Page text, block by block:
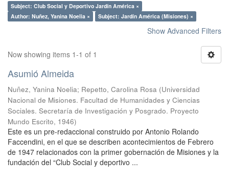
Subject: Club Social y Deportivo Jardín América ×
Author: Nuñez, Yanina Noelia ×
Subject: Jardín América (Misiones) ×
Show Advanced Filters
Now showing items 1-1 of 1
Asumió Almeida
Nuñez, Yanina Noelia; Repetto, Carolina Rosa (Universidad
Nacional de Misiones. Facultad de Humanidades y Ciencias
Sociales. Secretaría de Investigación y Posgrado. Proyecto
Mundo Escrito, 1946)
Este es un pre-redaccional construido por Antonio Rolando
Faccendini, en el que se describen acontecimientos de Febrero
de 1947 relacionados con la primer gobernación de Misiones y la
fundación del “Club Social y deportivo ...